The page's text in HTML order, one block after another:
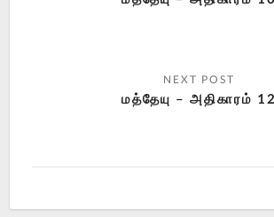
மத்தேயு – அதிகாரம் 12